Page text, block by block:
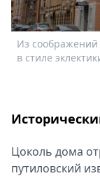
Из
в стиле
Цоколь дома
путиловский